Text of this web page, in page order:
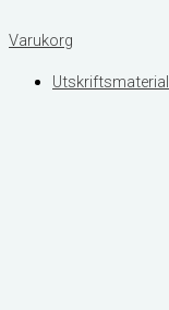
Varukorg
Utskriftsmaterial